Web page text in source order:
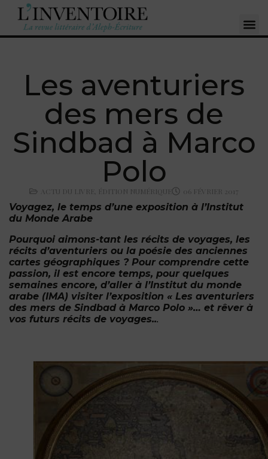
Les aventuriers
des mers de
Sindbad à Marco
Polo
ACTU DU LIVRE ÉDITION NUMÉRIQUE 06 FÉVRIER 2017
Voyagez, le temps d’une exposition à l’Institut
du Monde Arabe
Pourquoi aimons-tant les récits de voyages, les
récits d’aventuriers ou la poésie des anciennes
cartes géographiques ? Pour comprendre cette
passion, il est encore temps, pour quelques
semaines encore, d’aller à l’Institut du monde
arabe (IMA) visiter l’exposition « Les aventuriers
des mers de Sindbad à Marco Polo »… et rêver à
vos futurs récits de voyages...